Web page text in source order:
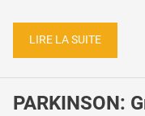
LIRE LA SUITE
PARKINSON: